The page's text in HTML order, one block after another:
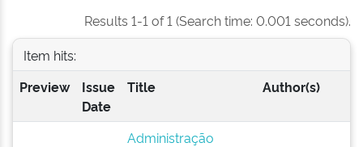
Results 1-1 of 1 (Search time: 0.001 seconds).
Item hits:
Preview
Issue
Date
Title Author(s)
Administração